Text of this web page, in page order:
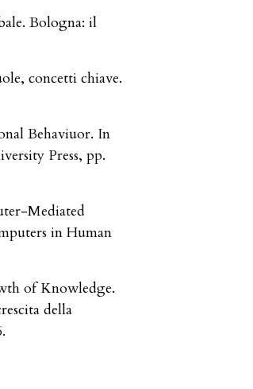
Bologna: il
concetti chiave.
Behaviuor. In
Press, pp.
Mediated
in Human
of Knowledge.
della